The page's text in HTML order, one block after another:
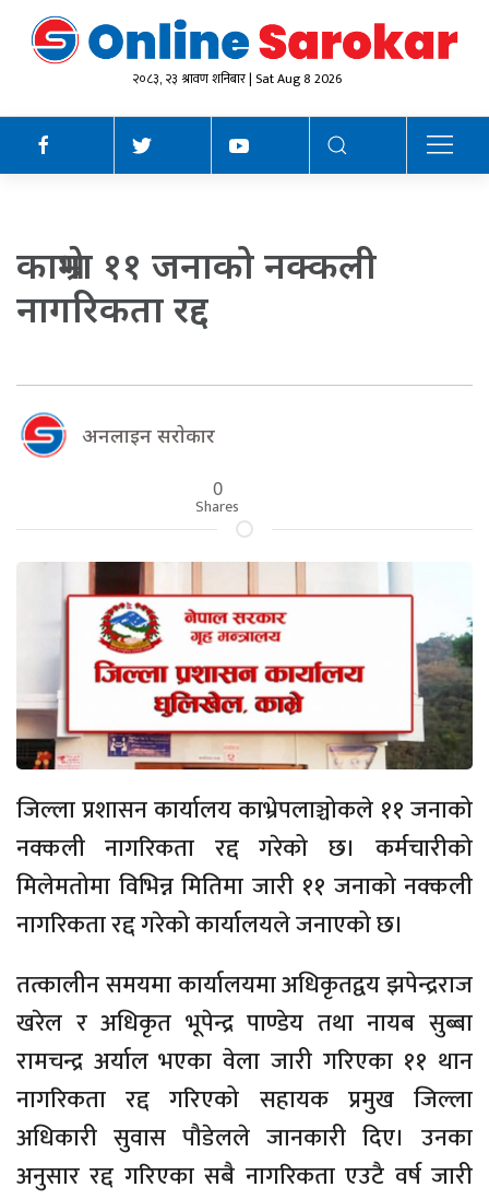
२०८३, २३ श्रावण शनिबार | Sat Aug 8 2026
काभ्रेमा ११ जनाको नक्कली
नागरिकता रद्द
अनलाइन सराेकार
0
Shares
जिल्ला प्रशासन कार्यालय काभ्रेपलाञ्चोकले ११ जनाको
नक्कली नागरिकता रद्द गरेको छ। कर्मचारीको
मिलेमतोमा विभिन्न मितिमा जारी ११ जनाको नक्कली
नागरिकता रद्द गरेको कार्यालयले जनाएको छ।
तत्कालीन समयमा कार्यालयमा अधिकृतद्वय झपेन्द्रराज
खरेल र अधिकृत भूपेन्द्र पाण्डेय तथा नायब सुब्बा
रामचन्द्र अर्याल भएका वेला जारी गरिएका ११ थान
नागरिकता रद्द गरिएको सहायक प्रमुख जिल्ला
अधिकारी सुवास पौडेलले जानकारी दिए। उनका
अनुसार रद्द गरिएका सबै नागरिकता एउटै वर्ष जारी